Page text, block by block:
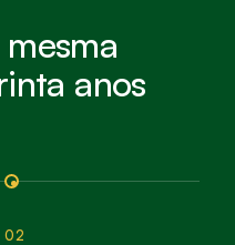
anos
02